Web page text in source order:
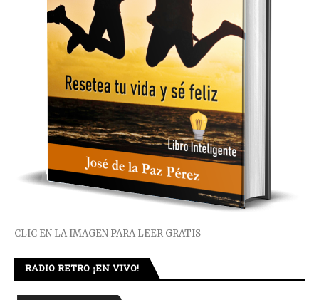
CLIC EN LA IMAGEN PARA LEER GRATIS
RADIO RETRO ¡EN VIVO!